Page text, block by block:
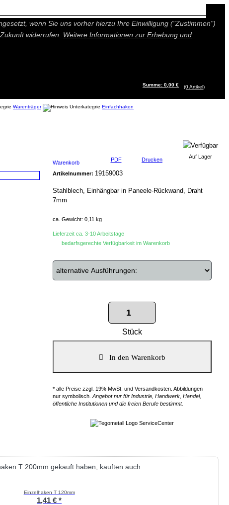
besseres und individuelleres Angebot bieten (Marketing- und
wenn Sie uns vorher hierzu Ihre Einwilligung ("Zustimmen")
widerrufen. Weitere Informationen zur Erhebung und
Summe: 0,00 € (0Artikel)
Warenträger Einfachhaken
Warenkorb PDF Drucken Auf Lager
Artikelnummer: 19159003
Stahlblech, Einhängbar in Paneele-Rückwand, Draht
7mm
ca. Gewicht: 0,11 kg
Lieferzeit ca. 3-10 Arbeitstage
bedarfsgerechte Verfügbarkeit im Warenkorb
Stück
* alle Preise zzgl. 19% MwSt. und Versandkosten. Abbildungen
nur symbolisch. Angebot nur für Industrie, Handwerk, Handel,
öffentliche Institutionen und die freien Berufe bestimmt.
T 200mm gekauft haben, kauften auch
Einzelhaken T 120mm
1,41 € *